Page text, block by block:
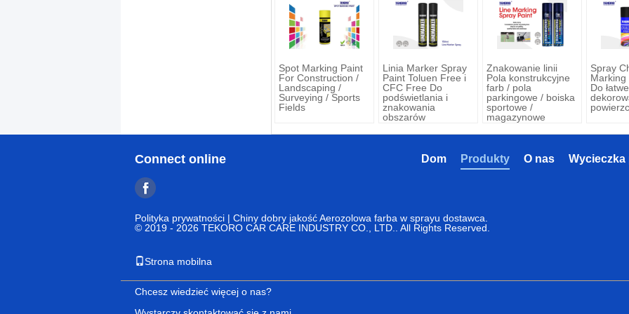
Spot Marking Paint
For Construction /
Landscaping /
Surveying / Sports
Fields
Linia Marker Spray
Paint Toluen Free i
CFC Free Do
podświetlania i
znakowania
obszarów
Znakowanie linii
Pola konstrukcyjne
farb / pola
parkingowe / boiska
sportowe /
magazynowe
Spray
Marking
Do
Connect online Wycieczka
O nas
Produkty
Dom
Polityka prywatności | Chiny dobry jakość Aerozolowa farba w sprayu dostawca.
© 2019 - 2026 TEKORO CAR CARE INDUSTRY CO., LTD.. All Rights Reserved.
Strona mobilna
Chcesz wiedzieć więcej o nas?